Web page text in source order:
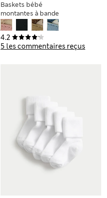
4.2
5 les commentaires reçus
Baskets bébé
montantes à bande
auto-agrippante
(jusqu’au 18 mois)